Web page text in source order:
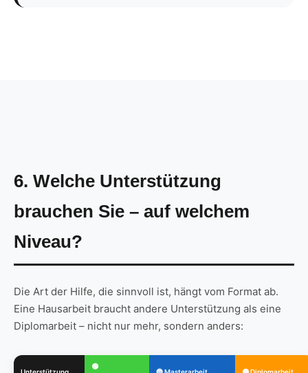
6. Welche Unterstützung
brauchen Sie – auf welchem
Niveau?
Die Art der Hilfe, die sinnvoll ist, hängt vom Format ab.
Eine Hausarbeit braucht andere Unterstützung als eine
Diplomarbeit – nicht nur mehr, sondern anders:
Unterstützung
🟢
🔵 Masterarbeit 🟠 Diplomarbeit